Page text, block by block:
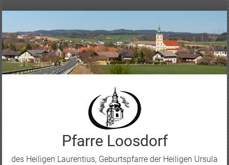
Pfarre Loosdorf
des Heiligen Laurentius, Geburtspfarre der Heiligen Ursula